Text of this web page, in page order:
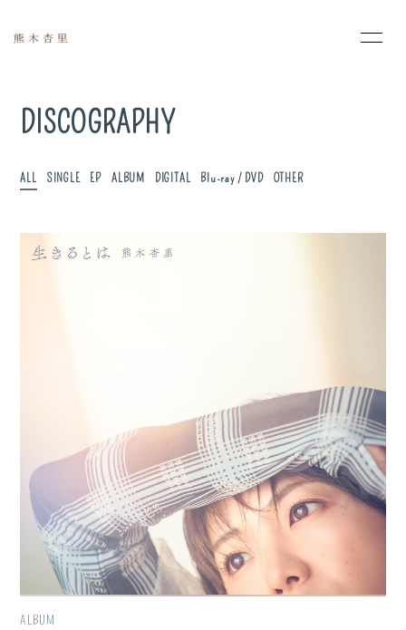
PROFILE
PHOTO
SCHEDULE
DISCOGRAPHY
DISCOGRAPHY
ALL SINGLE EP ALBUM DIGITAL Blu-ray / DVD OTHER
ALBUM